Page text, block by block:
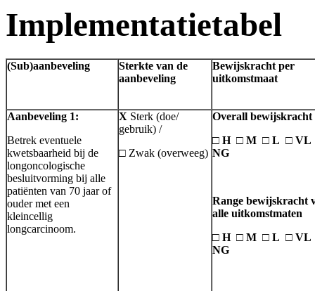
Implementatietabel
(Sub)aanbeveling
Sterkte van de
aanbeveling
Bewijskracht per
uitkomstmaat
Aanbeveling 1:
Betrek eventuele
kwetsbaarheid bij de
longoncologische
besluitvorming bij alle
patiënten van 70 jaar of
ouder met een
kleincellig
longcarcinoom.
X Sterk (doe/
gebruik) /
□ Zwak (overweeg)
Overall bewijskracht
□ H □ M □ L □
NG
Range bewijskracht
alle uitkomstmaten
□ H □ M □ L □
NG